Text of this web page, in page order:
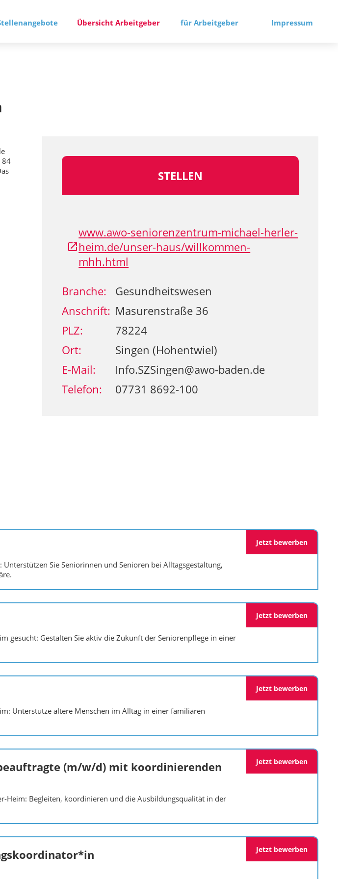
Übersicht Arbeitgeber für Arbeitgeber Impressum
84
STELLEN
www.awo-seniorenzentrum-michael-herler-
heim.de/unser-haus/willkommen-
mhh.html
Branche:
Gesundheitswesen
Anschrift: Masurenstraße 36
PLZ:
78224
Ort:
Singen (Hohentwiel)
E-Mail:
Info.SZSingen@awo-baden.de
Telefon:
07731 8692-100
Sie Seniorinnen und Senioren bei Alltagsgestaltung,
Jetzt bewerben
gesucht: Gestalten Sie aktiv die Zukunft der Seniorenpflege in einer
Jetzt bewerben
Unterstütze ältere Menschen im Alltag in einer familiären
Jetzt bewerben
(m/w/d) mit koordinierenden
Heim: Begleiten, koordinieren und die Ausbildungsqualität in der
Jetzt bewerben
Jetzt bewerben